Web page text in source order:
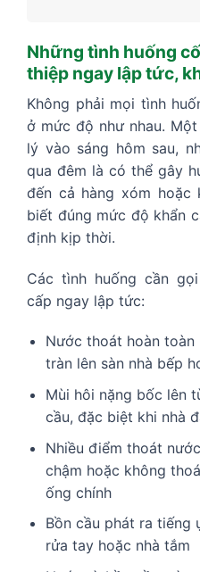
Những tình huống
thiệp ngay lập tức,
Không phải mọi tình
ở mức độ như nhau.
lý vào sáng hôm sau,
qua đêm là có thể gây
đến cả hàng xóm hoặc
biết đúng mức độ khẩn
định kịp thời.
Các tình huống cần
cấp ngay lập tức:
Nước thoát hoàn
tràn lên sàn nhà bếp
Mùi hôi nặng bốc lên
cầu, đặc biệt khi nhà
Nhiều điểm thoát
chậm hoặc không
ống chính
Bồn cầu phát ra tiếng
rửa tay hoặc nhà tắm